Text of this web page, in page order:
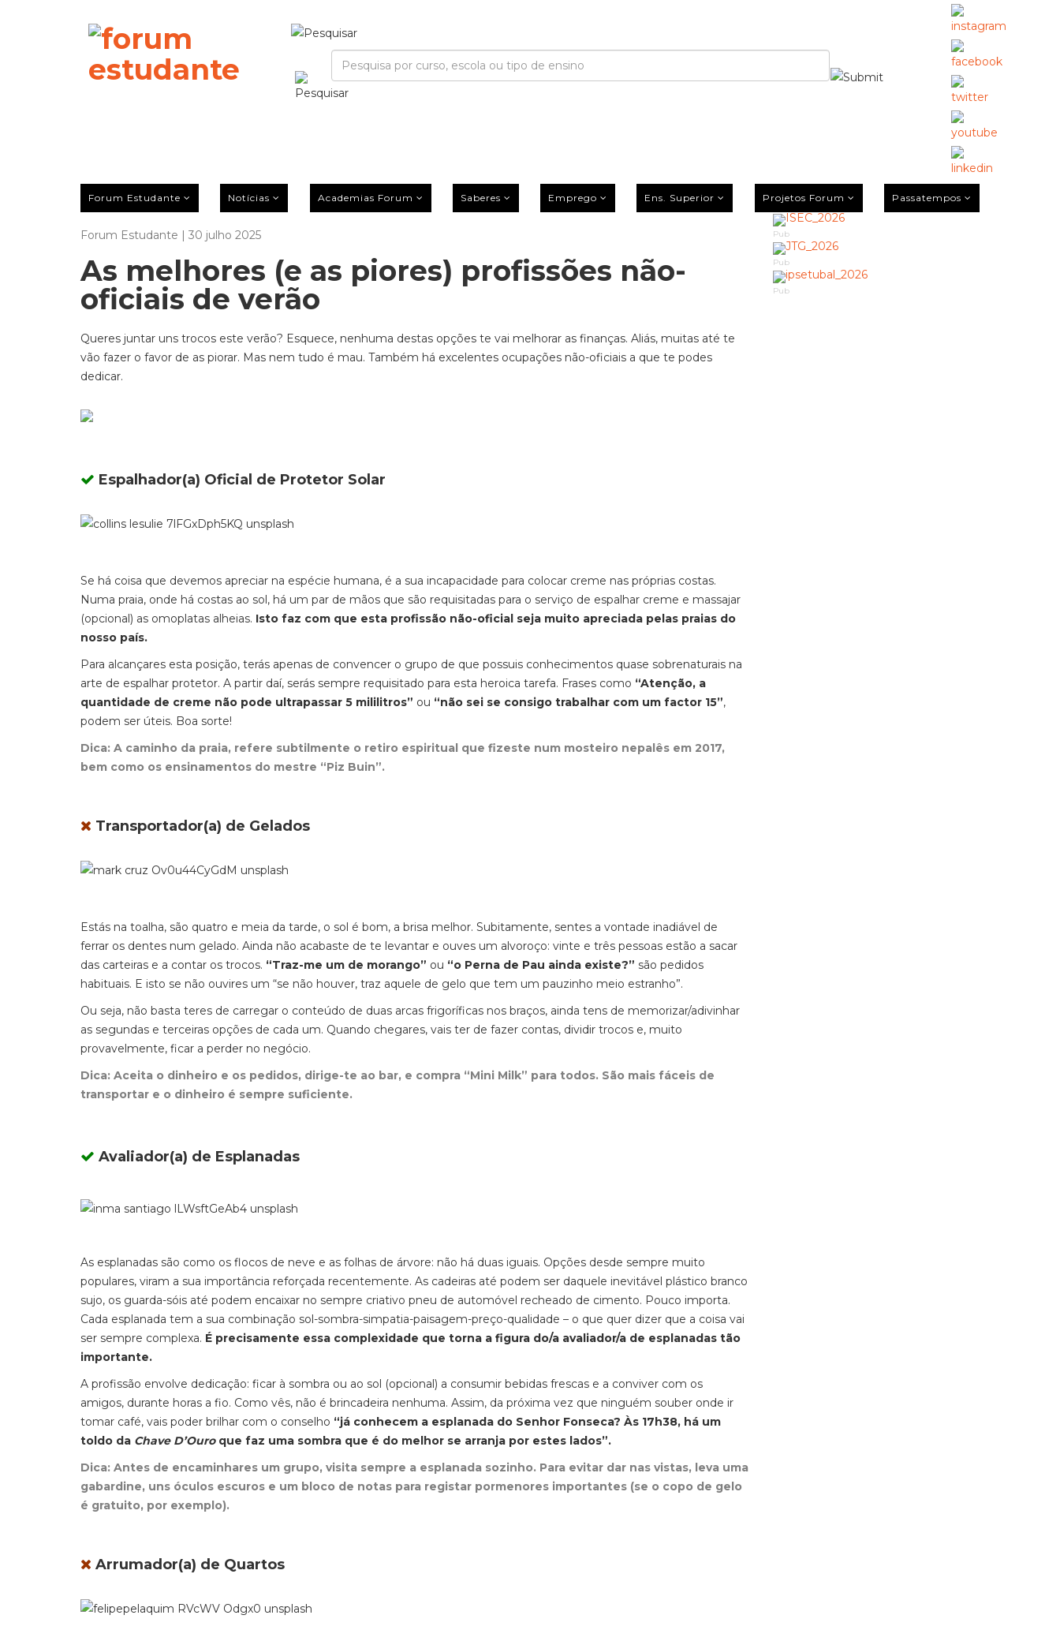
Forum Estudante Notícias Academias Forum Saberes Emprego Ens. Superior Projetos Forum Passatempos
Forum Estudante | 30 julho 2025
As melhores (e as piores) profissões não-
oficiais de verão
Queres juntar uns trocos este verão? Esquece, nenhuma destas opções te vai melhorar as finanças. Aliás, muitas até te
vão fazer o favor de as piorar. Mas nem tudo é mau. Também há excelentes ocupações não-oficiais a que te podes
dedicar.
Espalhador(a) Oficial de Protetor Solar
Se há coisa que devemos apreciar na espécie humana, é a sua incapacidade para colocar creme nas próprias costas.
Numa praia, onde há costas ao sol, há um par de mãos que são requisitadas para o serviço de espalhar creme e massajar
(opcional) as omoplatas alheias. Isto faz com que esta profissão não-oficial seja muito apreciada pelas praias do
nosso país.
Para alcançares esta posição, terás apenas de convencer o grupo de que possuis conhecimentos quase sobrenaturais na
arte de espalhar protetor. A partir daí, serás sempre requisitado para esta heroica tarefa. Frases como “Atenção, a
quantidade de creme não pode ultrapassar 5 mililitros” ou “não sei se consigo trabalhar com um factor 15”,
podem ser úteis. Boa sorte!
Dica: A caminho da praia, refere subtilmente o retiro espiritual que fizeste num mosteiro nepalês em 2017,
bem como os ensinamentos do mestre “Piz Buin”.
Transportador(a) de Gelados
Estás na toalha, são quatro e meia da tarde, o sol é bom, a brisa melhor. Subitamente, sentes a vontade inadiável de
ferrar os dentes num gelado. Ainda não acabaste de te levantar e ouves um alvoroço: vinte e três pessoas estão a sacar
das carteiras e a contar os trocos. “Traz-me um de morango” ou “o Perna de Pau ainda existe?” são pedidos
habituais. E isto se não ouvires um “se não houver, traz aquele de gelo que tem um pauzinho meio estranho”.
Ou seja, não basta teres de carregar o conteúdo de duas arcas frigoríficas nos braços, ainda tens de memorizar/adivinhar
as segundas e terceiras opções de cada um. Quando chegares, vais ter de fazer contas, dividir trocos e, muito
provavelmente, ficar a perder no negócio.
Dica: Aceita o dinheiro e os pedidos, dirige-te ao bar, e compra “Mini Milk” para todos. São mais fáceis de
transportar e o dinheiro é sempre suficiente.
Avaliador(a) de Esplanadas
As esplanadas são como os flocos de neve e as folhas de árvore: não há duas iguais. Opções desde sempre muito
populares, viram a sua importância reforçada recentemente. As cadeiras até podem ser daquele inevitável plástico branco
sujo, os guarda-sóis até podem encaixar no sempre criativo pneu de automóvel recheado de cimento. Pouco importa.
Cada esplanada tem a sua combinação sol-sombra-simpatia-paisagem-preço-qualidade – o que quer dizer que a coisa vai
ser sempre complexa. É precisamente essa complexidade que torna a figura do/a avaliador/a de esplanadas tão
importante.
A profissão envolve dedicação: ficar à sombra ou ao sol (opcional) a consumir bebidas frescas e a conviver com os
amigos, durante horas a fio. Como vês, não é brincadeira nenhuma. Assim, da próxima vez que ninguém souber onde ir
tomar café, vais poder brilhar com o conselho “já conhecem a esplanada do Senhor Fonseca? Às 17h38, há um
toldo da Chave D’Ouroque faz uma sombra que é do melhor se arranja por estes lados”.
Dica: Antes de encaminhares um grupo, visita sempre a esplanada sozinho. Para evitar dar nas vistas, leva uma
gabardine, uns óculos escuros e um bloco de notas para registar pormenores importantes (se o copo de gelo
é gratuito, por exemplo).
Arrumador(a) de Quartos
Pub
Pub
Pub